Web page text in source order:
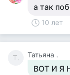
а так
10 лет
Т. Татьяна .
ВОТ И Я